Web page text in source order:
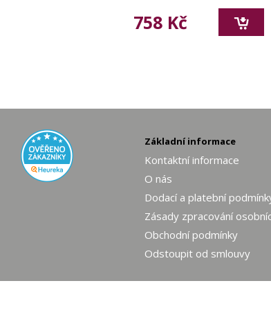
758 Kč
Základní informace
Kontaktní informace
O nás
Dodací a platební
Zásady zpracování
Obchodní podmínky
Odstoupit od smlouvy